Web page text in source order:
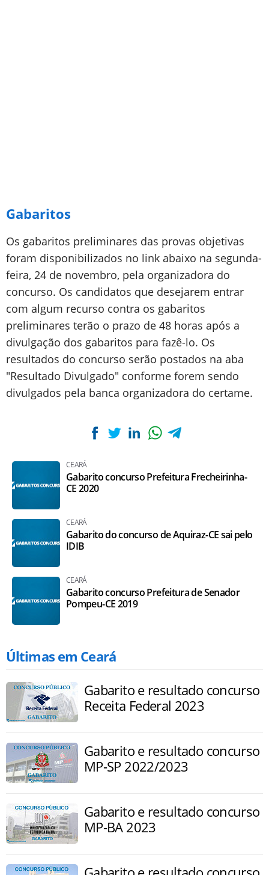
Gabaritos
Os gabaritos preliminares das provas objetivas
foram disponibilizados no link abaixo na segunda-
feira, 24 de novembro, pela organizadora do
concurso. Os candidatos que desejarem entrar
com algum recurso contra os gabaritos
preliminares terão o prazo de 48 horas após a
divulgação dos gabaritos para fazê-lo. Os
resultados do concurso serão postados na aba
"Resultado Divulgado" conforme forem sendo
divulgados pela banca organizadora do certame.
CEARÁ
Gabarito concurso Prefeitura Frecheirinha-
CE 2020
CEARÁ
Gabarito do concurso de Aquiraz-CE sai pelo
IDIB
CEARÁ
Gabarito concurso Prefeitura de Senador
Pompeu-CE 2019
Últimas em Ceará
Gabarito e resultado concurso
Receita Federal 2023
Gabarito e resultado concurso
MP-SP 2022/2023
Gabarito e resultado concurso
MP-BA 2023